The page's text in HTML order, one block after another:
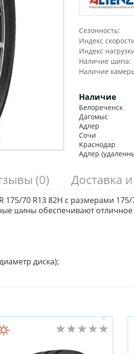
Сезонность:
Индекс
Индекс
Наличие шипа:
Наличие
Наличие
Белореченск
Дагомыс
Адлер
Сочи
Краснодар
Адлер
(0) Доставка
175/70 R13 82H с размерами
шины обеспечивают
диска);